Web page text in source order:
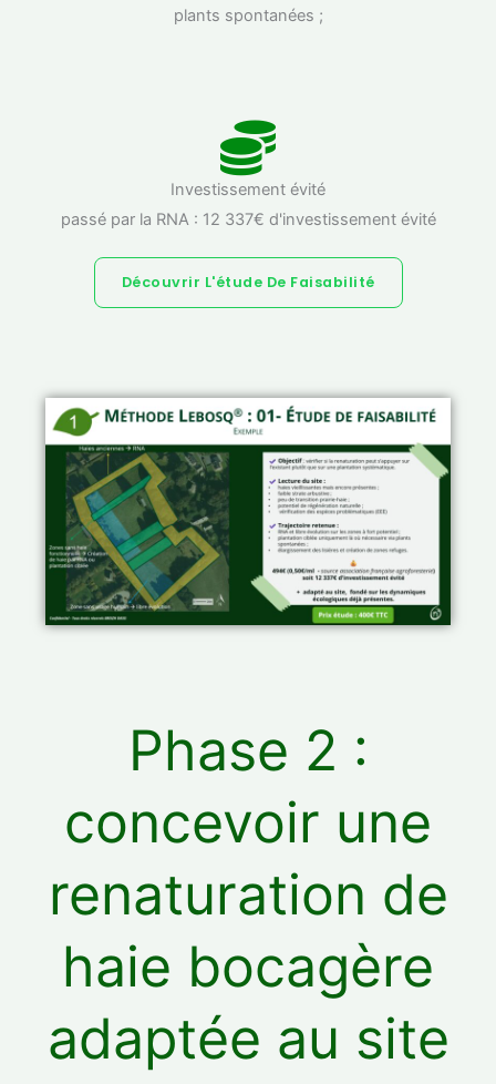
plants spontanées ;
Investissement évité
passé par la RNA : 12 337€ d'investissement évité
Découvrir L'étude De Faisabilité
Phase 2 :
concevoir une
renaturation de
haie bocagère
adaptée au site